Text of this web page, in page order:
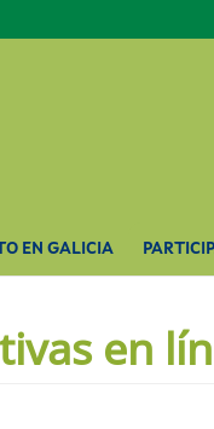
EN GALICIA
en